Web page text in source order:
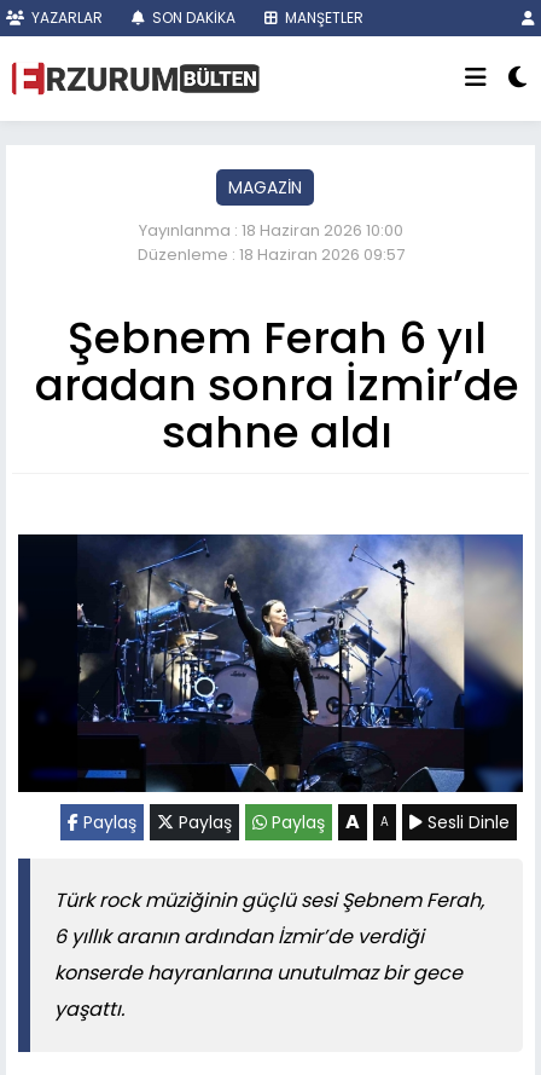
YAZARLAR SON DAKİKA MANŞETLER
MAGAZİN
Yayınlanma : 18 Haziran 2026 10:00
Düzenleme : 18 Haziran 2026 09:57
Şebnem Ferah 6 yıl
aradan sonra İzmir’de
sahne aldı
Paylaş Paylaş Paylaş A A Sesli Dinle
Türk rock müziğinin güçlü sesi Şebnem Ferah,
6 yıllık aranın ardından İzmir’de verdiği
konserde hayranlarına unutulmaz bir gece
yaşattı.